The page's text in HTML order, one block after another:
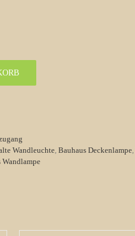
Wandleuchte Bauhaus Deckenlampe
Wandlampe